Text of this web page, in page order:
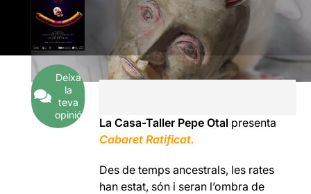
Deixa
la
teva
opinió
La Casa-Taller Pepe Otal presenta
Cabaret Ratificat.
Des de temps ancestrals, les rates
han estat, són i seran l’ombra de